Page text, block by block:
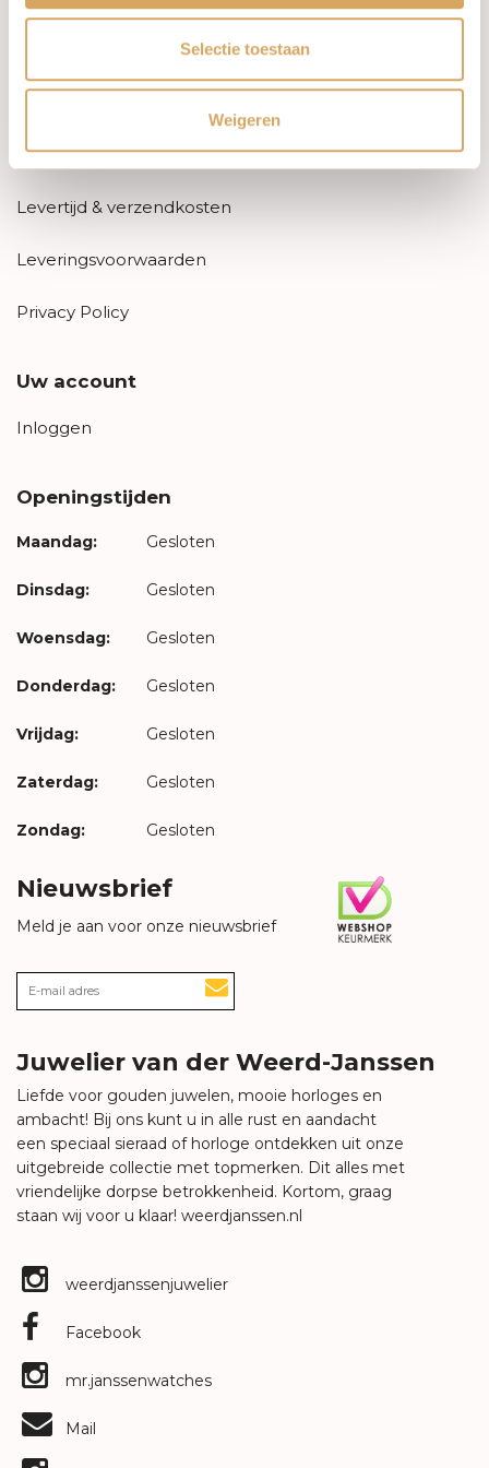
Selectie toestaan
Weigeren
Algemene voorwaarden
Levertijd & verzendkosten
Leveringsvoorwaarden
Privacy Policy
Uw account
Inloggen
Openingstijden
Maandag: Gesloten
Dinsdag: Gesloten
Woensdag: Gesloten
Donderdag: Gesloten
Vrijdag: Gesloten
Zaterdag: Gesloten
Zondag: Gesloten
Nieuwsbrief
Meld je aan voor onze nieuwsbrief
Juwelier van der Weerd-Janssen
Liefde voor gouden juwelen, mooie horloges en
ambacht! Bij ons kunt u in alle rust en aandacht
een speciaal sieraad of horloge ontdekken uit onze
uitgebreide collectie met topmerken. Dit alles met
vriendelijke dorpse betrokkenheid. Kortom, graag
staan wij voor u klaar! weerdjanssen.nl
weerdjanssenjuwelier
Facebook
mr.janssenwatches
Mail